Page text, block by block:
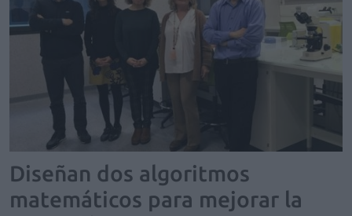
Diseñan dos algoritmos
matemáticos para mejorar la